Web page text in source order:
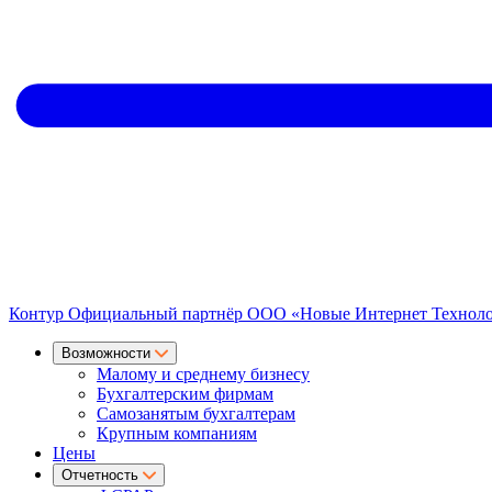
Контур Официальный партнёр ООО «Новые Интернет
Возможности
Малому и среднему бизнесу
Бухгалтерским фирмам
Самозанятым бухгалтерам
Крупным компаниям
Цены
Отчетность